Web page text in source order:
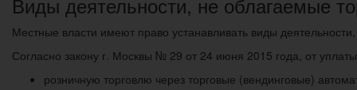
Местные власти имеют право устанавливать виды
Согласно закону г. Москвы № 29 от 24 июня 2015 года, от
розничную торговлю через торговые (вендинговые)